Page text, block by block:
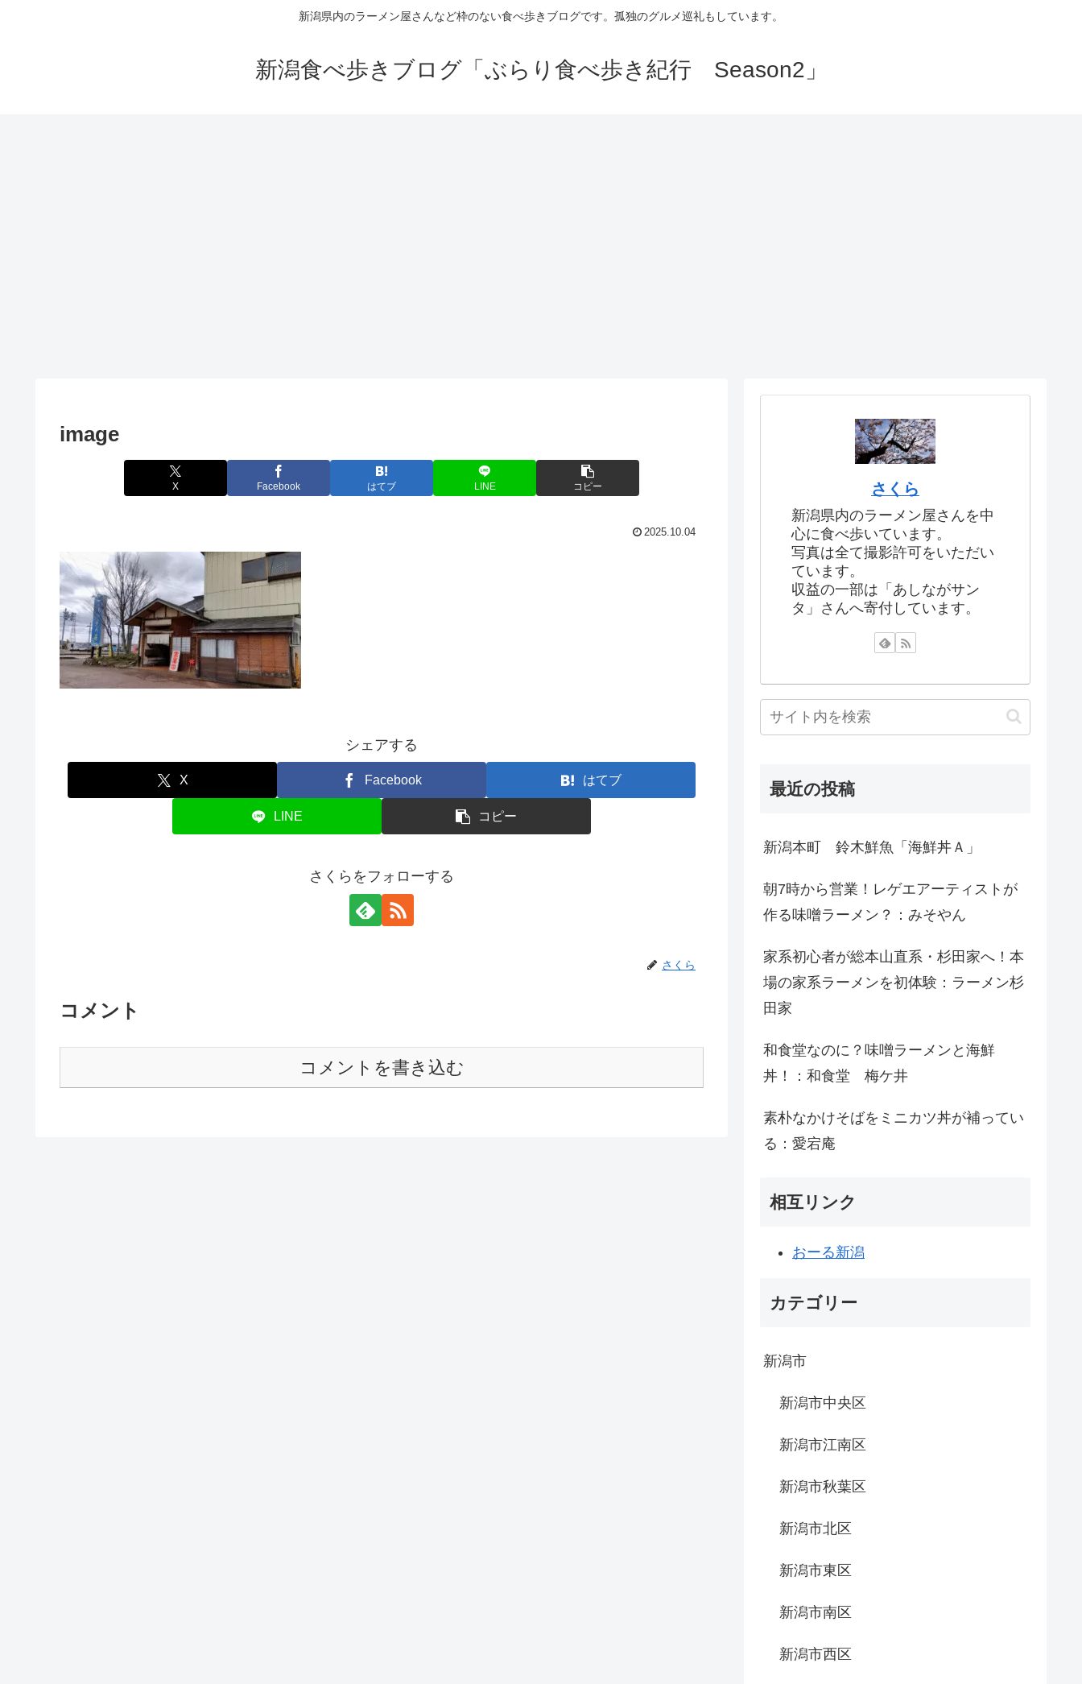
新潟県内のラーメン屋さんなど枠のない食べ歩きブログです。孤独のグルメ巡礼もしています。
新潟食べ歩きブログ「ぶらり食べ歩き紀行 Season2」
image
X Facebook はてブ LINE コピー
2025.10.04
シェアする
X Facebook はてブ
LINE コピー
さくらをフォローする
さくら
コメント
コメントを書き込む
さくら
新潟県内のラーメン屋さんを中
心に食べ歩いています。
写真は全て撮影許可をいただい
ています。
収益の一部は「あしながサン
タ」さんへ寄付しています。
最近の投稿
新潟本町 鈴木鮮魚「海鮮丼Ａ」
朝7時から営業！レゲエアーティストが
作る味噌ラーメン？：みそやん
家系初心者が総本山直系・杉田家へ！本
場の家系ラーメンを初体験：ラーメン杉
田家
和食堂なのに？味噌ラーメンと海鮮
丼！：和食堂 梅ケ井
素朴なかけそばをミニカツ丼が補ってい
る：愛宕庵
相互リンク
おーる新潟
カテゴリー
新潟市
新潟市中央区
新潟市江南区
新潟市秋葉区
新潟市北区
新潟市東区
新潟市南区
新潟市西区